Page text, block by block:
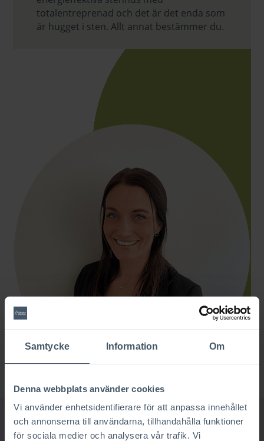
Samtycke Information Om
Denna webbplats använder cookies
Vi använder enhetsidentifierare för att anpassa innehållet
och annonserna till användarna, tillhandahålla funktioner
för sociala medier och analysera vår trafik. Vi
totalentreprenad och det är det enda som
är hugget i sten. Allt annat bestämmer du.
Kontakta oss